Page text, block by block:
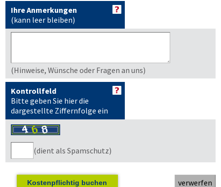
Ihre Anmerkungen
(kann leer bleiben)
(Hinweise, Wünsche oder Fragen an uns)
Kontrollfeld
Bitte geben Sie hier die
dargestellte Ziffernfolge ein
(dient als Spamschutz)
Kostenpflichtig buchen